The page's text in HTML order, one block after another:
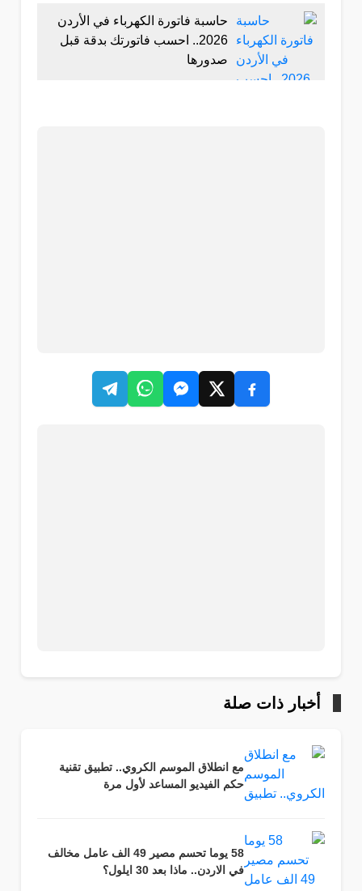
حاسبة فاتورة الكهرباء في الأردن
2026.. احسب فاتورتك بدقة قبل
صدورها
أخبار ذات صلة
مع انطلاق الموسم الكروي.. تطبيق تقنية
حكم الفيديو المساعد لأول مرة
58 يوما تحسم مصير 49 الف عامل مخالف
في الاردن.. ماذا بعد 30 ايلول؟